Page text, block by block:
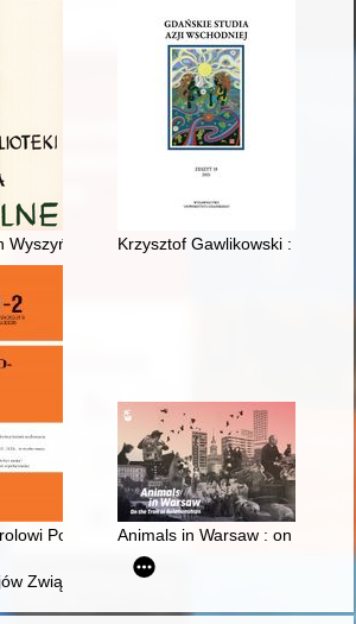
Wyszyński współzałożyciel i protektor
Krzysztof Gawlikowski :
Poznańskiemu w dziewięćdziesiątą
Animals in Warsaw : on the
Związku Nauczycielstwa Polskiego i